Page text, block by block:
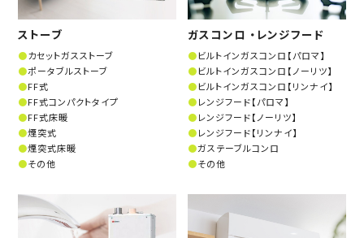
ストーブ
カセットガスストーブ
ポータブルストーブ
FF式
FF式コンパクトタイプ
FF式床暖
煙突式
煙突式床暖
その他
ガスコンロ ・レンジフード
ビルトインガスコンロ【パロマ】
ビルトインガスコンロ【ノーリツ】
ビルトインガスコンロ【リンナイ】
レンジフード【パロマ】
レンジフード【ノーリツ】
レンジフード【リンナイ】
ガステーブルコンロ
その他